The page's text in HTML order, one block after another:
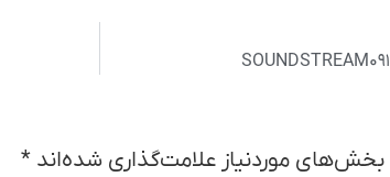
بخش‌های موردنیاز علامت‌گذاری شده‌اند *